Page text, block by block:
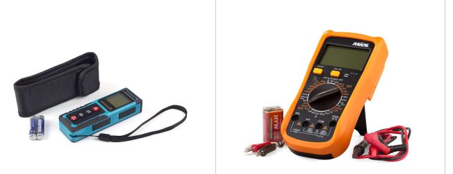
Подробнее...